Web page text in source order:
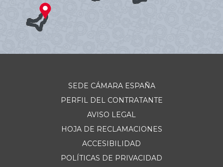
SEDE CÁMARA ESPAÑA
PERFIL DEL CONTRATANTE
AVISO LEGAL
HOJA DE RECLAMACIONES
ACCESIBILIDAD
POLÍTICAS DE PRIVACIDAD